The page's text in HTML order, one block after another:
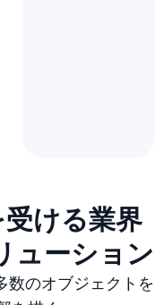
ける業界
ューション
数のオブジェクトを